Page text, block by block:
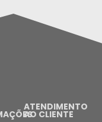
ATENDIMENTO
AO CLIENTE